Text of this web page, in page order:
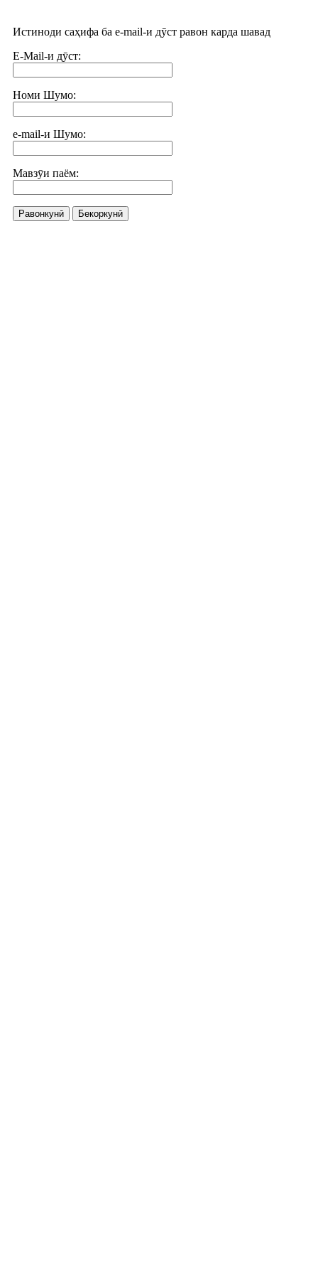
Истиноди саҳифа ба e-mail-и дӯст равон карда шавад
E-Mail-и дӯст:
Номи Шумо:
e-mail-и Шумо:
Мавзӯи паём:
Равонкунӣ Бекоркунӣ